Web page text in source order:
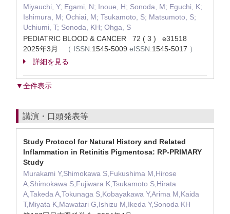
Miyauchi, Y; Egami, N; Inoue, H; Sonoda, M; Eguchi, K;
Ishimura, M; Ochiai, M; Tsukamoto, S; Matsumoto, S;
Uchiumi, T; Sonoda, KH; Ohga, S
PEDIATRIC BLOOD & CANCER 72 ( 3 ) e31518
2025年3月
（ ISSN:1545-5009 eISSN:1545-5017 ）
詳細を見る
▼全件表示
講演・口頭発表等
Study Protocol for Natural History and Related
Inflammation in Retinitis Pigmentosa: RP-PRIMARY
Study
Murakami Y,Shimokawa S,Fukushima M,Hirose
A,Shimokawa S,Fujiwara K,Tsukamoto S,Hirata
A,Takeda A,Tokunaga S,Kobayakawa Y,Arima M,Kaida
T,Miyata K,Mawatari G,Ishizu M,Ikeda Y,Sonoda KH